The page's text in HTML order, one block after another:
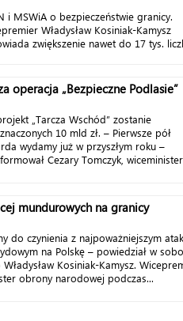
i MSWiA o bezpieczeństwie granicy.
Władysław Kosiniak-Kamysz
zwiększenie nawet do 17 tys.
operacja „Bezpieczne Podlasie”
„Tarcza Wschód” zostanie
10 mld zł. – Pierwsze pół
wydamy już w przyszłym roku –
Cezary Tomczyk,
mundurowych na granicy
do czynienia z najpoważniejszym
na Polskę – powiedział w
Władysław Kosiniak-Kamysz.
obrony narodowej podczas...